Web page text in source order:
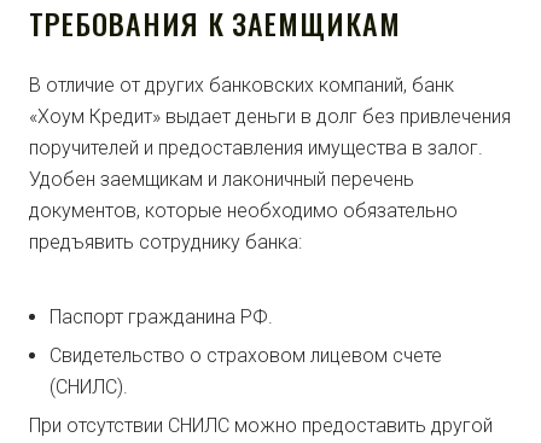
ТРЕБОВАНИЯ К ЗАЕМЩИКАМ
В отличие от других банковских компаний, банк
«Хоум Кредит» выдает деньги в долг без привлечения
поручителей и предоставления имущества в залог.
Удобен заемщикам и лаконичный перечень
документов, которые необходимо обязательно
предъявить сотруднику банка:
Паспорт гражданина РФ.
Свидетельство о страховом лицевом счете
(СНИЛС).
При отсутствии СНИЛС можно предоставить другой